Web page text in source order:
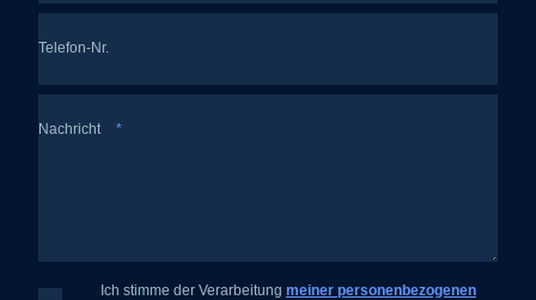
Telefon-Nr.
Nachricht *
Ich stimme der Verarbeitung meiner personenbezogenen